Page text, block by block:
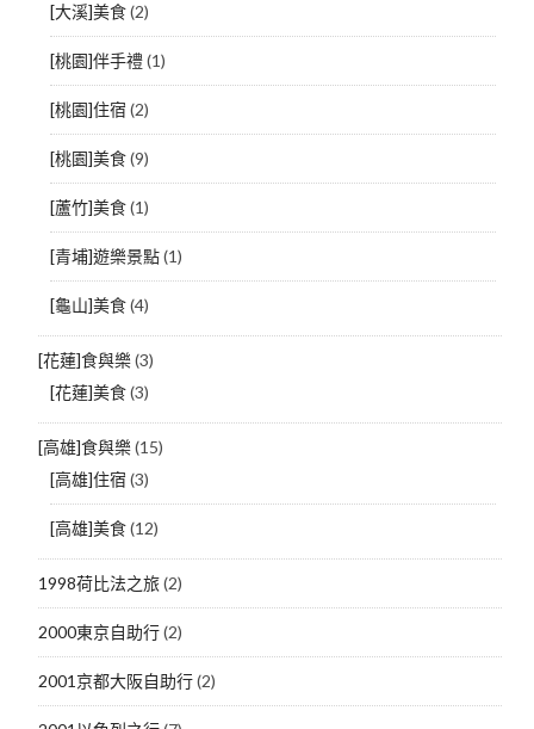
[大溪]美食(2)
[桃園]伴手禮(1)
[桃園]住宿 (2)
[桃園]美食(9)
[蘆竹]美食(1)
[青埔]遊樂景點(1)
[龜山]美食(4)
[花蓮]食與樂(3)
[花蓮]美食(3)
[高雄]食與樂(15)
[高雄]住宿 (3)
[高雄]美食(12)
1998荷比法之旅(2)
2000東京自助行(2)
2001京都大阪自助行(2)